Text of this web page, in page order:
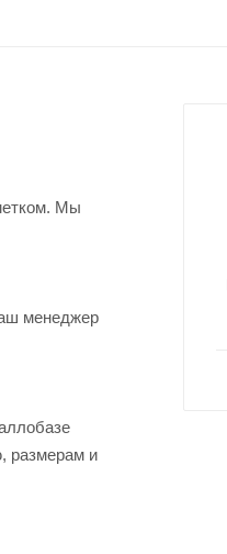
Мы
менеджер
размерам и